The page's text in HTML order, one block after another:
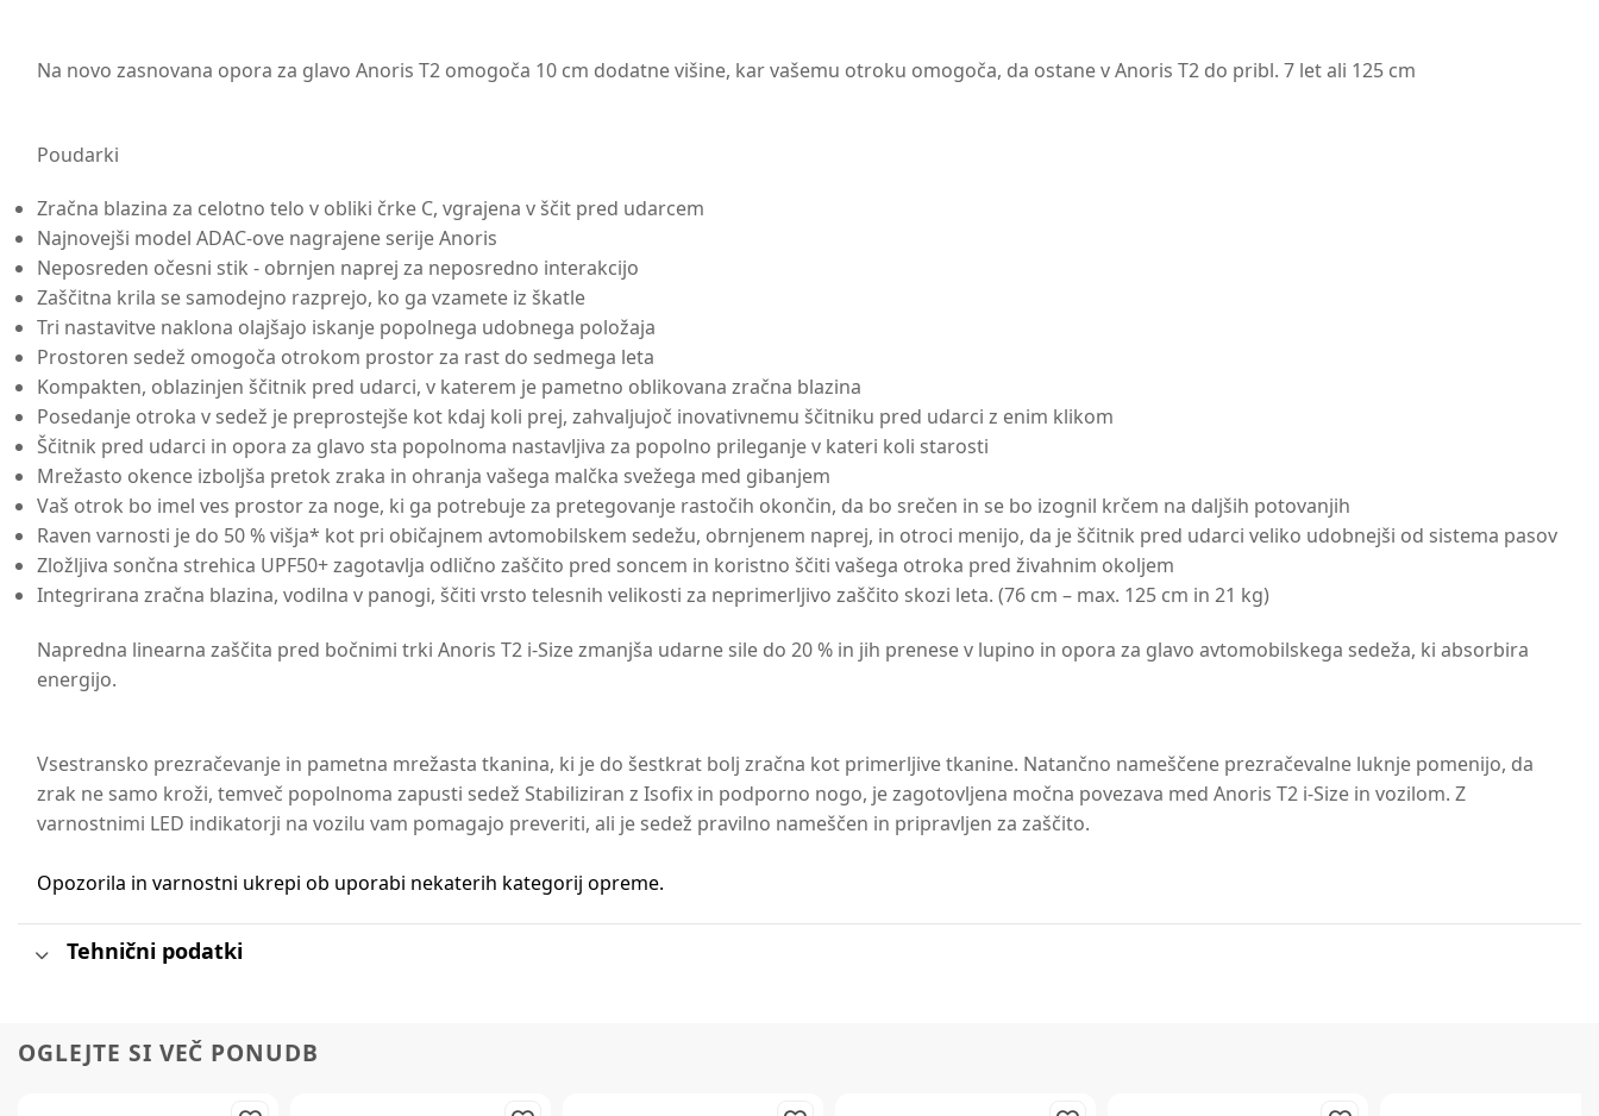
Na novo zasnovana opora za glavo Anoris T2 omogoča 10 cm dodatne višine, kar vašemu otroku omogoča, da ostane v Anoris T2 do pribl. 7 let ali 125 cm
Poudarki
Zračna blazina za celotno telo v obliki črke C, vgrajena v ščit pred udarcem
Najnovejši model ADAC-ove nagrajene serije Anoris
Neposreden očesni stik - obrnjen naprej za neposredno interakcijo
Zaščitna krila se samodejno razprejo, ko ga vzamete iz škatle
Tri nastavitve naklona olajšajo iskanje popolnega udobnega položaja
Prostoren sedež omogoča otrokom prostor za rast do sedmega leta
Kompakten, oblazinjen ščitnik pred udarci, v katerem je pametno oblikovana zračna blazina
Posedanje otroka v sedež je preprostejše kot kdaj koli prej, zahvaljujoč inovativnemu ščitniku pred udarci z enim klikom
Ščitnik pred udarci in opora za glavo sta popolnoma nastavljiva za popolno prileganje v kateri koli starosti
Mrežasto okence izboljša pretok zraka in ohranja vašega malčka svežega med gibanjem
Vaš otrok bo imel ves prostor za noge, ki ga potrebuje za pretegovanje rastočih okončin, da bo srečen in se bo izognil krčem na daljših potovanjih
Raven varnosti je do 50 % višja* kot pri običajnem avtomobilskem sedežu, obrnjenem naprej, in otroci menijo, da je ščitnik pred udarci veliko udobnejši od sistema pasov
Zložljiva sončna strehica UPF50+ zagotavlja odlično zaščito pred soncem in koristno ščiti vašega otroka pred živahnim okoljem
Integrirana zračna blazina, vodilna v panogi, ščiti vrsto telesnih velikosti za neprimerljivo zaščito skozi leta. (76 cm – max. 125 cm in 21 kg)
Napredna linearna zaščita pred bočnimi trki Anoris T2 i-Size zmanjša udarne sile do 20 % in jih prenese v lupino in opora za glavo avtomobilskega sedeža, ki absorbira
energijo.
Vsestransko prezračevanje in pametna mrežasta tkanina, ki je do šestkrat bolj zračna kot primerljive tkanine. Natančno nameščene prezračevalne luknje pomenijo, da
zrak ne samo kroži, temveč popolnoma zapusti sedež Stabiliziran z Isofix in podporno nogo, je zagotovljena močna povezava med Anoris T2 i-Size in vozilom. Z
varnostnimi LED indikatorji na vozilu vam pomagajo preveriti, ali je sedež pravilno nameščen in pripravljen za zaščito.
Opozorila in varnostni ukrepi ob uporabi nekaterih kategorij opreme.
Tehnični podatki
OGLEJTE SI VEČ PONUDB